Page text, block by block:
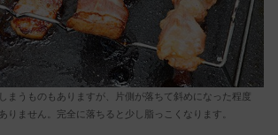
まうものもありますが、片側が落ちて斜めになった程度
りません。完全に落ちると少し脂っこくなります。